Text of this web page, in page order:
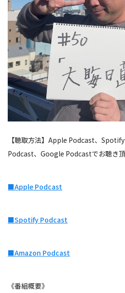
【聴取方法】Apple Podcast、
Podcast、Google Podcastでお聴き
■Apple Podcast
■Spotify Podcast
■Amazon Podcast
《番組概要》